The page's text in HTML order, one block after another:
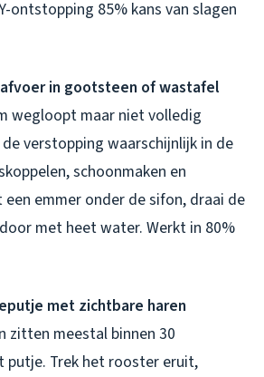
ontstopping 85% kans van slagen
in gootsteen of wastafel
wegloopt maar niet volledig
verstopping waarschijnlijk in de
schoonmaken en
emmer onder de sifon, draai de
met heet water. Werkt in 80%
met zichtbare haren
zitten meestal binnen 30
putje. Trek het rooster eruit,